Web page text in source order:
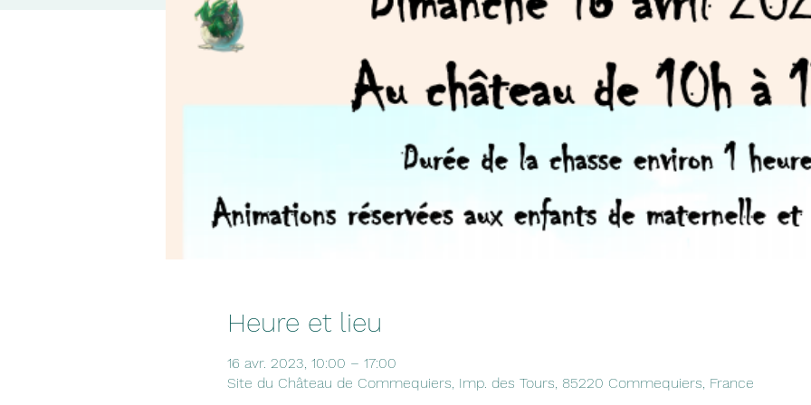
Heure et lieu
16 avr. 2023, 10:00 – 17:00
Site du Château de Commequiers, Imp. des Tours, 85220 Commequiers, France